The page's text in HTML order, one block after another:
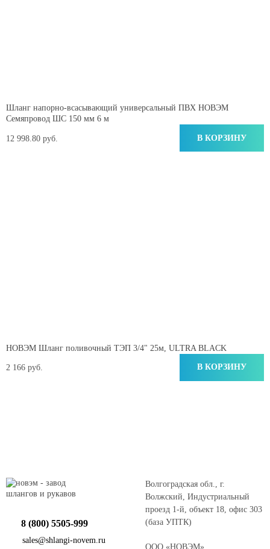
Шланг напорно-всасывающий универсальный ПВХ НОВЭМ
Семяпровод ШС 150 мм 6 м
12 998.80 руб. В КОРЗИНУ
НОВЭМ Шланг поливочный ТЭП 3/4" 25м, ULTRA BLACK
2 166 руб. В КОРЗИНУ
8 (800) 5505-999
sales@shlangi-novem.ru
Волгоградская обл., г.
Волжский, Индустриальный
проезд 1-й, объект 18, офис 303
(база УПТК)
ООО «НОВЭМ»